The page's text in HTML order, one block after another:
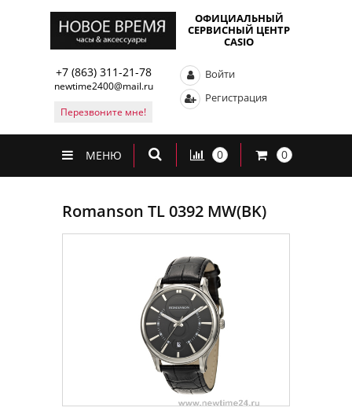
ОФИЦИАЛЬНЫЙ
СЕРВИСНЫЙ ЦЕНТР
CASIO
+7 (863) 311-21-78
newtime2400@mail.ru
Перезвоните мне!
Войти
Регистрация
МЕНЮ 0 0
Romanson TL 0392 MW(BK)